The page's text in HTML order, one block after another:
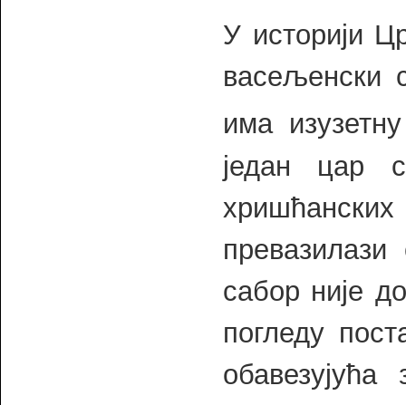
У историји
васељенски
има
један цар
сабор није
погледу